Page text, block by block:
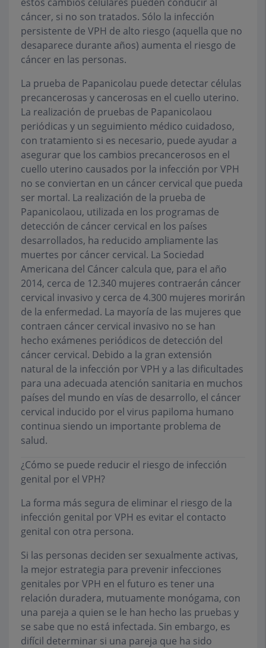
cáncer, si no son tratados. Sólo la infección
persistente de VPH de alto riesgo (aquella que no
desaparece durante años) aumenta el riesgo de
cáncer en las personas.
La prueba de Papanicolau puede detectar células
precancerosas y cancerosas en el cuello uterino.
La realización de pruebas de Papanicolaou
periódicas y un seguimiento médico cuidadoso,
con tratamiento si es necesario, puede ayudar a
asegurar que los cambios precancerosos en el
cuello uterino causados por la infección por VPH
no se conviertan en un cáncer cervical que pueda
ser mortal. La realización de la prueba de
Papanicolaou, utilizada en los programas de
detección de cáncer cervical en los países
desarrollados, ha reducido ampliamente las
muertes por cáncer cervical. La Sociedad
Americana del Cáncer calcula que, para el año
2014, cerca de 12.340 mujeres contraerán cáncer
cervical invasivo y cerca de 4.300 mujeres morirán
de la enfermedad. La mayoría de las mujeres que
contraen cáncer cervical invasivo no se han
hecho exámenes periódicos de detección del
cáncer cervical. Debido a la gran extensión
natural de la infección por VPH y a las dificultades
para una adecuada atención sanitaria en muchos
países del mundo en vías de desarrollo, el cáncer
cervical inducido por el virus papiloma humano
continua siendo un importante problema de
salud.
¿Cómo se puede reducir el riesgo de infección
genital por el VPH?
La forma más segura de eliminar el riesgo de la
infección genital por VPH es evitar el contacto
genital con otra persona.
Si las personas deciden ser sexualmente activas,
la mejor estrategia para prevenir infecciones
genitales por VPH en el futuro es tener una
relación duradera, mutuamente monógama, con
una pareja a quien se le han hecho las pruebas y
se sabe que no está infectada. Sin embargo, es
difícil determinar si una pareja que ha sido